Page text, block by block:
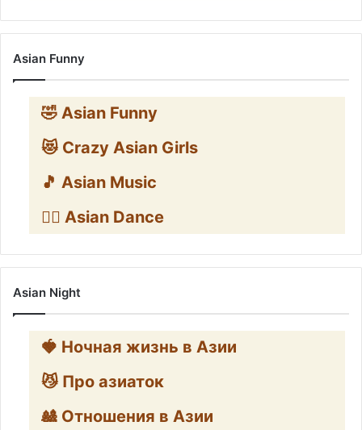
Asian Funny
🤣 Asian Funny
😻 Crazy Asian Girls
🎵 Asian Music
👯‍♀️ Asian Dance
Asian Night
🍓 Ночная жизнь в Азии
😼 Про азиаток
🎎 Отношения в Азии